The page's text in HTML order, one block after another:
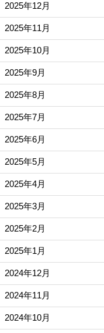
2025年12月
2025年11月
2025年10月
2025年9月
2025年8月
2025年7月
2025年6月
2025年5月
2025年4月
2025年3月
2025年2月
2025年1月
2024年12月
2024年11月
2024年10月